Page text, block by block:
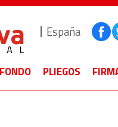
España
PLIEGOS